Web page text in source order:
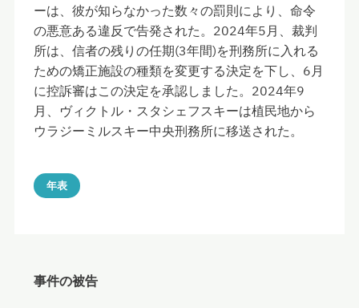
ーは、彼が知らなかった数々の罰則により、命令
の悪意ある違反で告発された。2024年5月、裁判
所は、信者の残りの任期(3年間)を刑務所に入れる
ための矯正施設の種類を変更する決定を下し、6月
に控訴審はこの決定を承認しました。2024年9
月、ヴィクトル・スタシェフスキーは植民地から
ウラジーミルスキー中央刑務所に移送された。
年表
事件の被告